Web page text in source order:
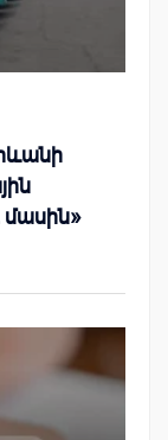
մասին»